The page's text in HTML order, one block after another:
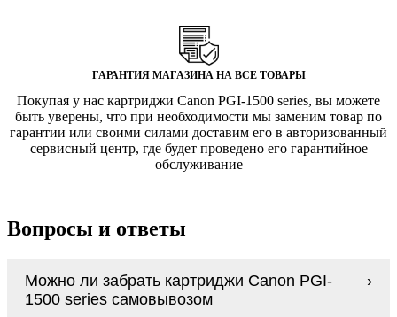
ГАРАНТИЯ МАГАЗИНА НА ВСЕ ТОВАРЫ
Покупая у нас картриджи Canon PGI-1500 series, вы можете
быть уверены, что при необходимости мы заменим товар по
гарантии или своими силами доставим его в авторизованный
сервисный центр, где будет проведено его гарантийное
обслуживание
Вопросы и ответы
Можно ли забрать картриджи Canon PGI-
1500 series самовывозом